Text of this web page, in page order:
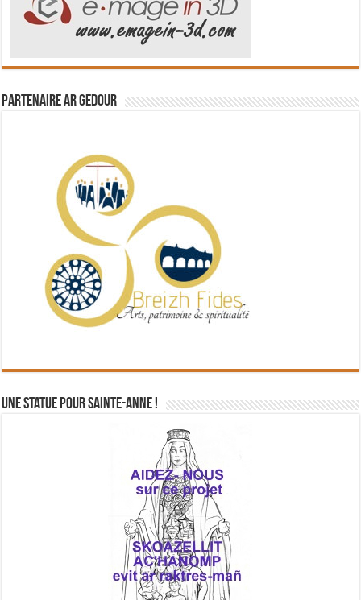
Partenaire Ar Gedour
Une statue pour Sainte-Anne !